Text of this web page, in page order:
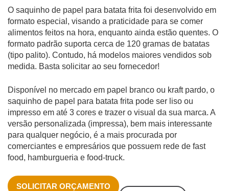
O saquinho de papel para batata frita foi desenvolvido em
formato especial, visando a praticidade para se comer
alimentos feitos na hora, enquanto ainda estão quentes. O
formato padrão suporta cerca de 120 gramas de batatas
(tipo palito). Contudo, há modelos maiores vendidos sob
medida. Basta solicitar ao seu fornecedor!
Disponível no mercado em papel branco ou kraft pardo, o
saquinho de papel para batata frita pode ser liso ou
impresso em até 3 cores e trazer o visual da sua marca. A
versão personalizada (impressa), bem mais interessante
para qualquer negócio, é a mais procurada por
comerciantes e empresários que possuem rede de fast
food, hamburgueria e food-truck.
SOLICITAR ORÇAMENTO